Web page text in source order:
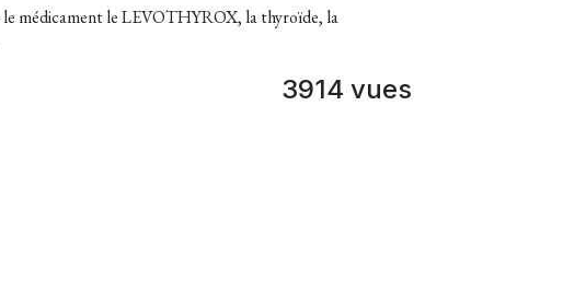
médicament le LEVOTHYROX, la thyroïde, la
3914 vues